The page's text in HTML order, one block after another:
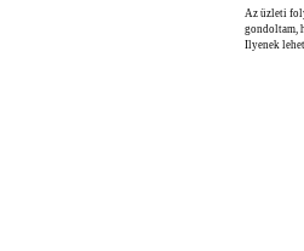
Az üzleti
gondoltam,
Ilyenek